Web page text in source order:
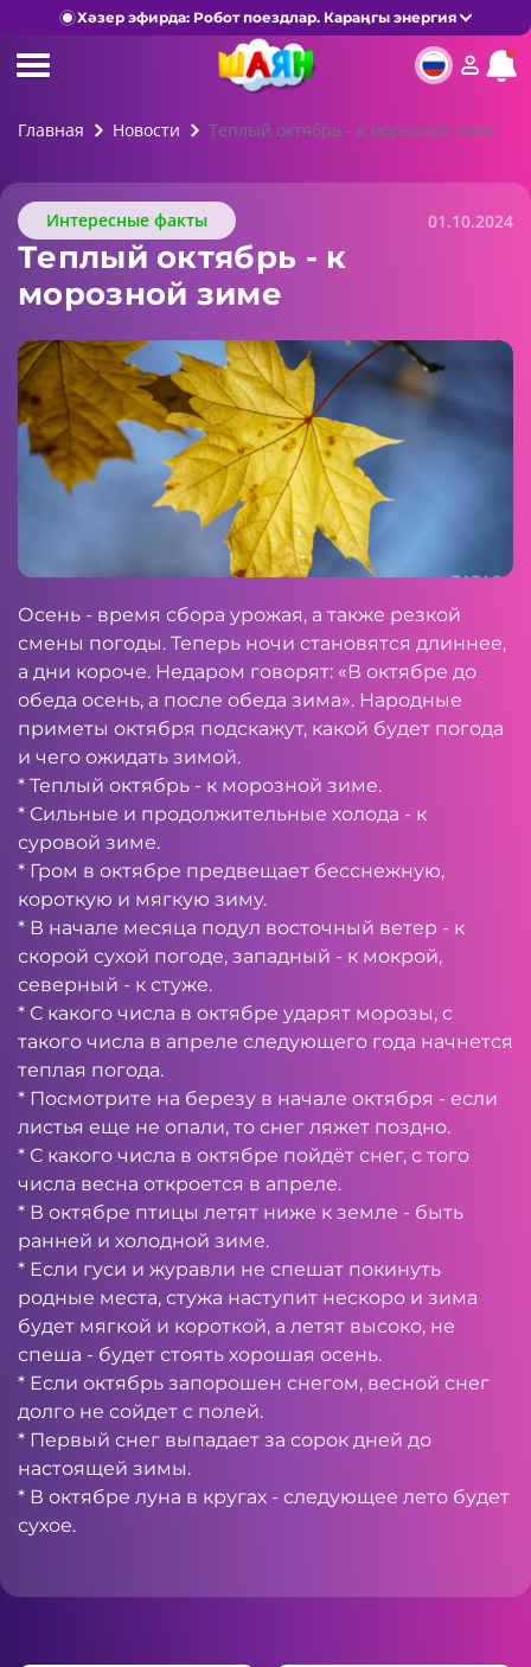
Хәзер эфирда: Робот поездлар. Караңгы энергия
Главная Новости Теплый октябрь - к морозной зиме
Интересные факты 01.10.2024
Теплый октябрь - к
морозной зиме
Осень - время сбора урожая, а также резкой
смены погоды. Теперь ночи становятся длиннее,
а дни короче. Недаром говорят: «В октябре до
обеда осень, а после обеда зима». Народные
приметы октября подскажут, какой будет погода
и чего ожидать зимой.
* Теплый октябрь - к морозной зиме.
* Сильные и продолжительные холода - к
суровой зиме.
* Гром в октябре предвещает бесснежную,
короткую и мягкую зиму.
* В начале месяца подул восточный ветер - к
скорой сухой погоде, западный - к мокрой,
северный - к стуже.
* С какого числа в октябре ударят морозы, с
такого числа в апреле следующего года начнется
теплая погода.
* Посмотрите на березу в начале октября - если
листья еще не опали, то снег ляжет поздно.
* С какого числа в октябре пойдёт снег, с того
числа весна откроется в апреле.
* В октябре птицы летят ниже к земле - быть
ранней и холодной зиме.
* Если гуси и журавли не спешат покинуть
родные места, стужа наступит нескоро и зима
будет мягкой и короткой, а летят высоко, не
спеша - будет стоять хорошая осень.
* Если октябрь запорошен снегом, весной снег
долго не сойдет с полей.
* Первый снег выпадает за сорок дней до
настоящей зимы.
* В октябре луна в кругах - следующее лето будет
сухое.